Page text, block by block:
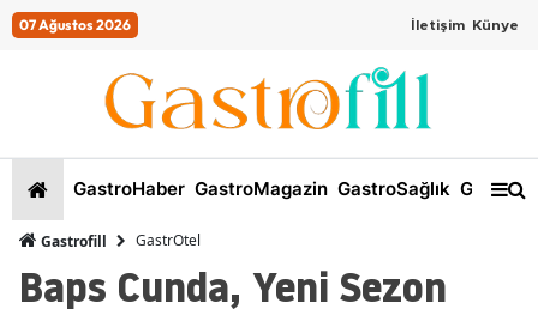
07 Ağustos 2026 İletişim Künye
GastroHaber GastroMagazin GastroSağlık
Gastrofill GastrOtel
Baps Cunda, Yeni Sezon